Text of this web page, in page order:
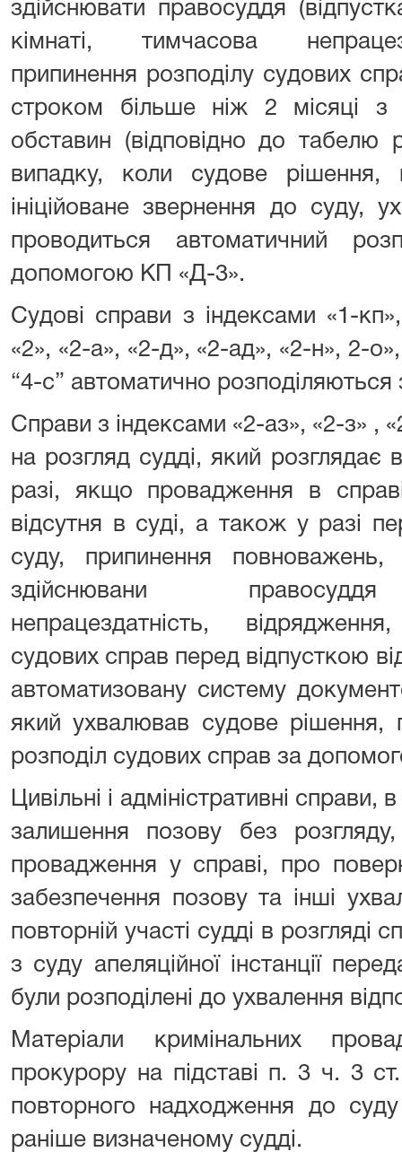
здійснювати правосуддя
кімнаті, тимчасова
припинення розподілу судових
строком більше ніж 2 місяці з
обставин (відповідно до
випадку, коли судове рішення,
ініційоване звернення до суду,
проводиться автоматичний
допомогою КП «Д-3».
Судові справи з індексами «1-
«2», «2-а», «2-д», «2-ад», «2-н», 2-
“4-с” автоматично
Справи з індексами «2-аз», «2-з» ,
на розгляд судді, який розглядає
разі, якщо провадження в
відсутня в суді, а також у разі
суду, припинення повноважень,
здійснювани правосуддя
непрацездатність,
судових справ перед відпусткою
автоматизовану систему
який ухвалював судове рішення,
розподіл судових справ за
Цивільні і адміністративні
залишення позову без
провадження у справі, про
забезпечення позову та інші
повторній участі судді в розгляді
з суду апеляційної інстанції
були розподілені до ухвалення
Матеріали кримінальних
прокурору на підставі п. 3 ч. 3
повторного надходження до
раніше визначеному судді.